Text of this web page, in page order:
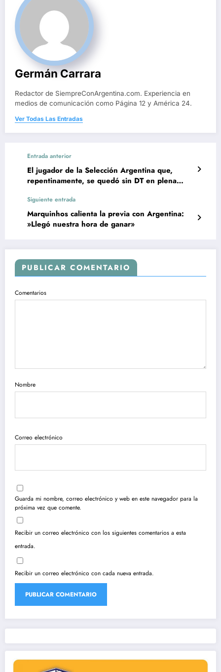
Germán Carrara
Redactor de SiempreConArgentina.com. Experiencia en
medios de comunicación como Página 12 y América 24.
Ver Todas Las Entradas
Entrada anterior
El jugador de la Selección Argentina que,
repentinamente, se quedó sin DT en plena
Siguiente entrada
Marquinhos calienta la previa con Argentina:
»Llegó nuestra hora de ganar»
PUBLICAR COMENTARIO
Comentarios
Nombre
Correo electrónico
Guarda mi nombre, correo electrónico y web en este navegador para la
próxima vez que comente.
Recibir un correo electrónico con los siguientes comentarios a esta
entrada.
Recibir un correo electrónico con cada nueva entrada.